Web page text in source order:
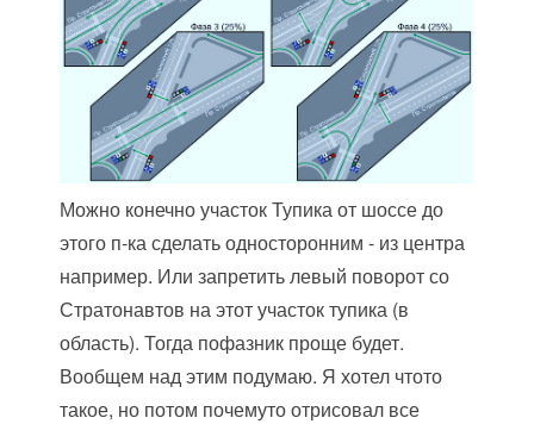
Можно конечно участок Тупика от шоссе до
этого п-ка сделать односторонним - из центра
например. Или запретить левый поворот со
Стратонавтов на этот участок тупика (в
область). Тогда пофазник проще будет.
Вообщем над этим подумаю. Я хотел чтото
такое, но потом почемуто отрисовал все